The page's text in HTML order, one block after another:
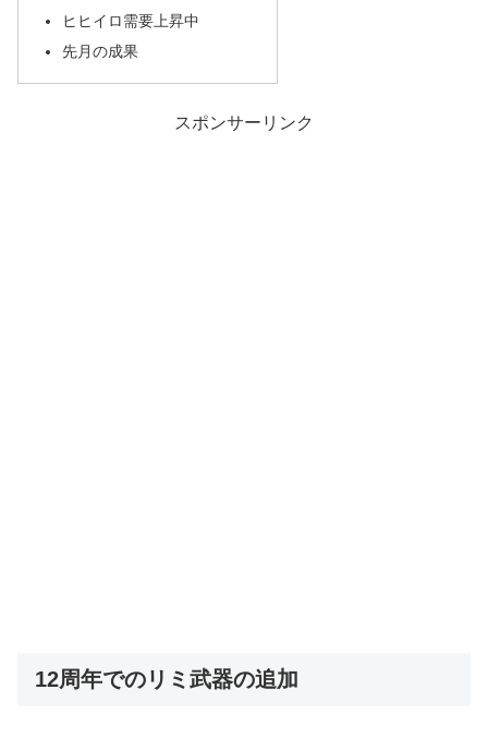
ヒヒイロ需要上昇中
先月の成果
スポンサーリンク
12周年でのリミ武器の追加